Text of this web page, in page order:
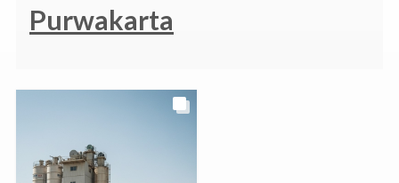
Purwakarta